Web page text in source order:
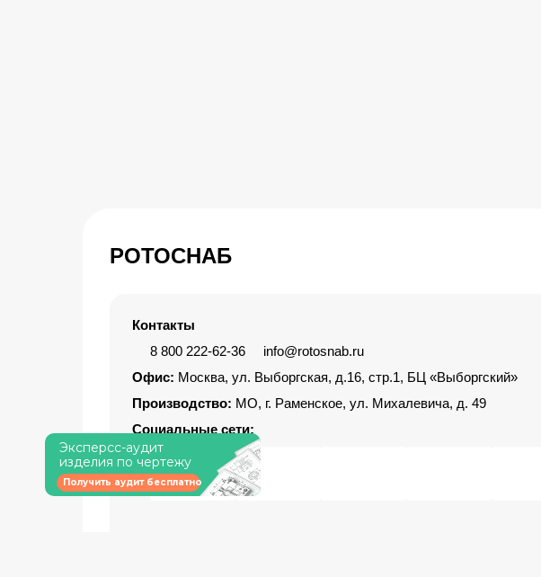
РОТОСНАБ
Контакты
8 800 222-62-36
info@rotosnab.ru
Офис: Москва, ул. Выборгская, д.16, стр.1, БЦ «Выборгский»
Производство: МО, г. Раменское, ул. Михалевича, д. 49
Социальные сети:
Эксперсс-аудит
изделия по чертежу
Получить аудит бесплатно